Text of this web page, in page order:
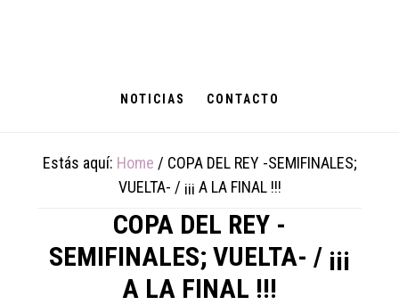
NOTICIAS CONTACTO
Estás aquí: Home / COPA DEL REY -SEMIFINALES;
VUELTA- / ¡¡¡ A LA FINAL !!!
COPA DEL REY -
SEMIFINALES; VUELTA- / ¡¡¡
A LA FINAL !!!